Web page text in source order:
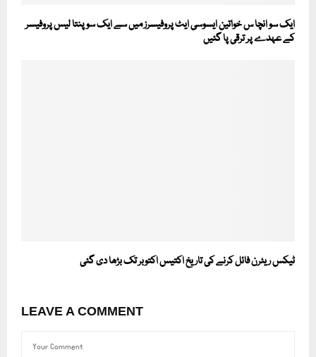
ایک سو انچا س خواتین ایسوسی ایٹ پروفیسرز میں سے ایک سو پنتا لیس پروفیسر
کے عہدے پر ترقی پا گئیں
ٹیکس ریٹرن فائل کرنے کی تاریخ اکتیس اکتوبر تک بڑھا دی گئی
LEAVE A COMMENT